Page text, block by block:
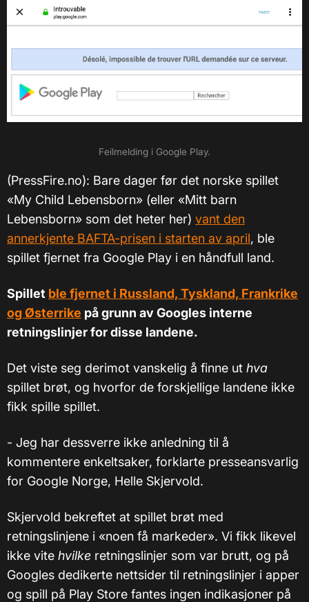
Feilmelding i Google Play.
(PressFire.no): Bare dager før det norske spillet
«My Child Lebensborn» (eller «Mitt barn
Lebensborn» som det heter her) vant den
annerkjente BAFTA-prisen i starten av april, ble
spillet fjernet fra Google Play i en håndfull land.
Spillet ble fjernet i Russland, Tyskland, Frankrike
og Østerrike på grunn av Googles interne
retningslinjer for disse landene.
Det viste seg derimot vanskelig å finne ut hva
spillet brøt, og hvorfor de forskjellige landene ikke
fikk spille spillet.
- Jeg har dessverre ikke anledning til å
kommentere enkeltsaker, forklarte presseansvarlig
for Google Norge, Helle Skjervold.
Skjervold bekreftet at spillet brøt med
retningslinjene i «noen få markeder». Vi fikk likevel
ikke vite hvilke retningslinjer som var brutt, og på
Googles dedikerte nettsider til retningslinjer i apper
og spill på Play Store fantes ingen indikasjoner på